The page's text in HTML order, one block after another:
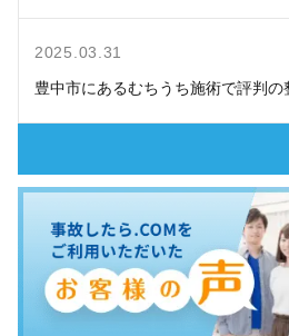
2025.03.31
豊中市にあるむちうち施術で評判の